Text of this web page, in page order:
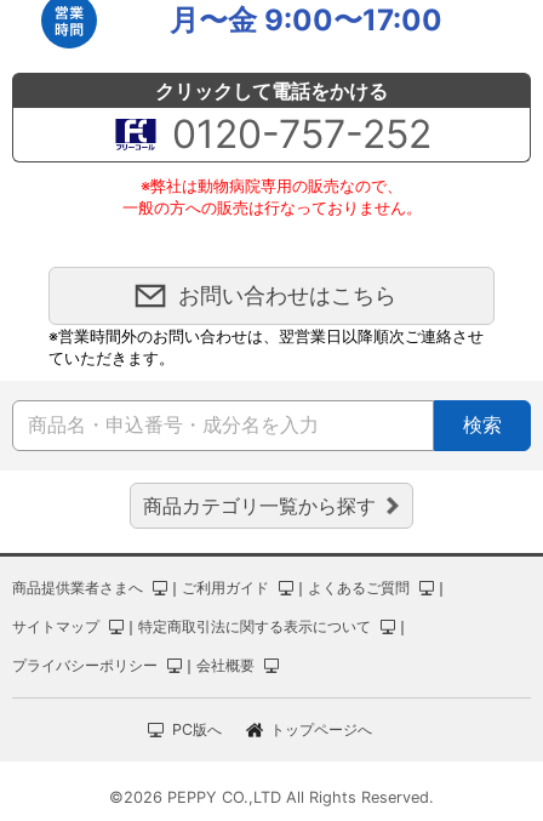
月〜金 9:00〜17:00
クリックして電話をかける
0120-757-252
※弊社は動物病院専用の販売なので、
一般の方への販売は行なっておりません。
お問い合わせはこちら
※営業時間外のお問い合わせは、翌営業日以降順次ご連絡させ
ていただきます。
検索
商品カテゴリ一覧から探す
商品提供業者さまへ ｜ ご利用ガイド ｜ よくあるご質問 ｜
サイトマップ ｜ 特定商取引法に関する表示について ｜
プライバシーポリシー ｜ 会社概要
PC版へ トップページへ
©2026 PEPPY CO.,LTD All Rights Reserved.